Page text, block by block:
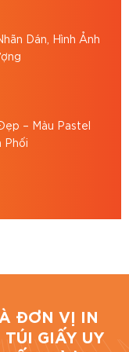
nhận diện
BÌ ASIA
ảnh sản phẩm
Dán, Hình Ảnh
– Màu Pastel
Phối
ĐƠN VỊ IN
GIẤY UY